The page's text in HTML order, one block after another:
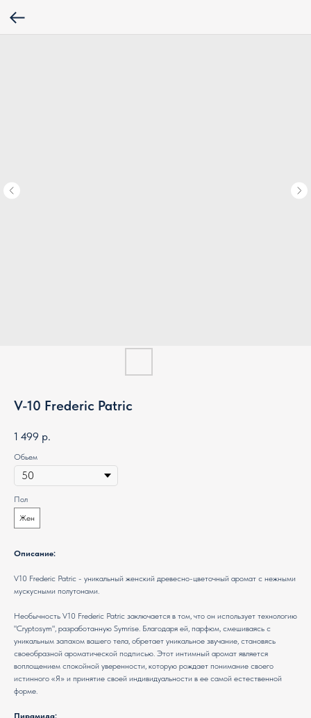
V-10 Frederic Patric
1 499 р.
Обьем
Пол
Жен
Описание:
V10 Frederic Patric - уникальный женский древесно-цветочный аромат с нежными
мускусными полутонами.
Необычность V10 Frederic Patric заключается в том, что он использует технологию
"Cryptosym", разработанную Symrise. Благодаря ей, парфюм, смешиваясь с
уникальным запахом вашего тела, обретает уникальное звучание, становясь
своеобразной ароматической подписью. Этот интимный аромат является
воплощением спокойной уверенности, которую рождает понимание своего
истинного «Я» и принятие своей индивидуальности в ее самой естественной
форме.
Пирамида: